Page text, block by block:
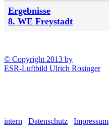
Ergebnisse
8. WE Freystadt
© Copyright 2013 by
ESR-Luftbild Ulrich Rosinger
intern Datenschutz Impressum